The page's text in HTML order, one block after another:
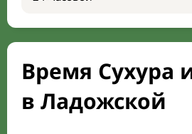
Время Сухура
в Ладожской